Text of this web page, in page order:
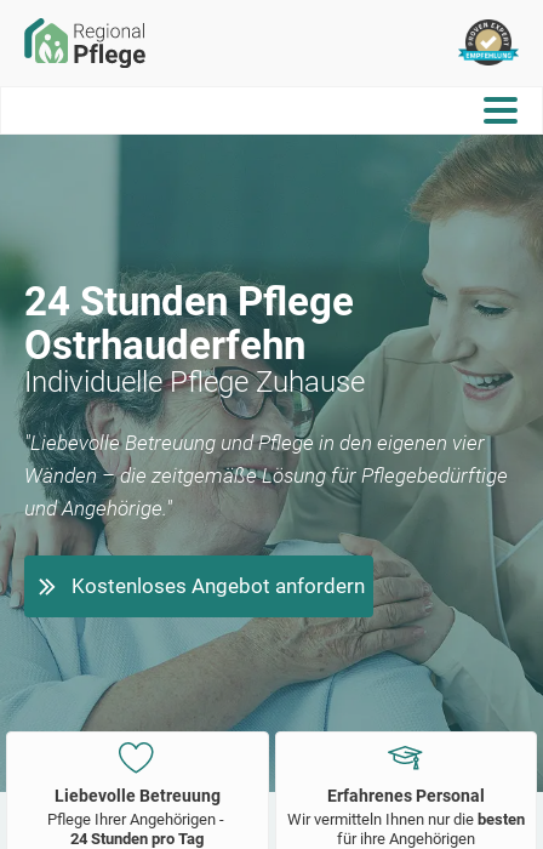
24 Stunden Pflege
Ostrhauderfehn
Individuelle Pflege Zuhause
"Liebevolle Betreuung und Pflege in den eigenen vier
Wänden – die zeitgemäße Lösung für Pflegebedürftige
und Angehörige."
Kostenloses Angebot anfordern
Liebevolle Betreuung
Pflege Ihrer Angehörigen -
24 Stunden pro Tag
Erfahrenes Personal
Wir vermitteln Ihnen nur die besten
für ihre Angehörigen